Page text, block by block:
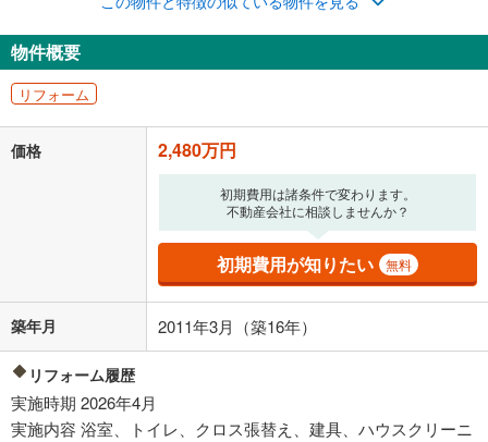
ナス時の増額分（1回分）を入力してください。
ボーナス払いの限度額は金融機関によって異なります。
閉じる
月々の返済額
る値は、実際の金融機関等における貸出金利とは何ら関係がなく、実際
の金融機関等における貸出金利を何ら保証するものではありません。返
済方法「元利均等返済」にて算出しております。入力された金利を35年
適用した場合の計算結果を表示しています。
その他月額費用や、初期費用がかかります。ご注意ください。実際にお
借り入れの際は各金融機関等に、必ずご自身でご確認をお願いいたしま
条件によってお借り入れができないことがあります。
不動産会社に購入相談をする 無料
閉じる
物件概要
リフォーム
価格 2,480万円
初期費用は諸条件で変わります。
不動産会社に相談しませんか？
初期費用が知りたい 無料
築年月 2011年3月（築16年）
リフォーム履歴
実施時期 2026年4月
実施内容 浴室、トイレ、クロス張替え、建具、ハウスクリーニ